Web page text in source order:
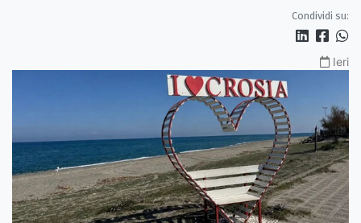
Condividi su:
Ieri